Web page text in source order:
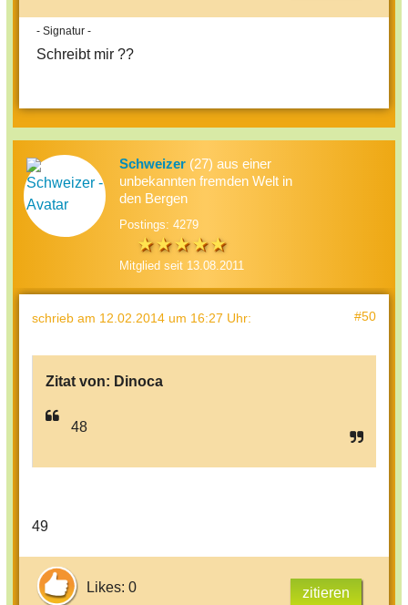
- Signatur -
Schreibt mir ??
Schweizer (27) aus einer
unbekannten fremden Welt in
den Bergen
Postings: 4279
Mitglied seit 13.08.2011
schrieb am 12.02.2014 um 16:27 Uhr: #50
Zitat von: Dinoca
48
49
Likes: 0 zitieren